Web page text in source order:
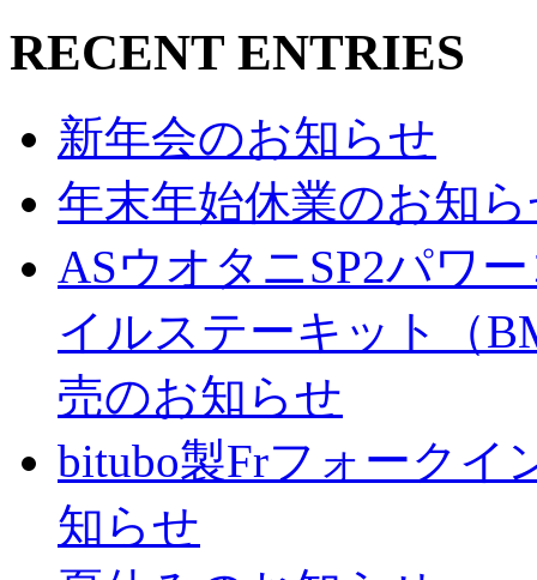
RECENT ENTRIES
新年会のお知らせ
年末年始休業のお知
ASウオタニSP2パワ
イルステーキット（
売のお知らせ
bitubo製Frフォークイ
知らせ